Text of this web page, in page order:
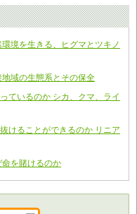
境を生きる、ヒグマとツキノ
域の生態系とその保全
ているのか シカ、クマ、ライ
けることができるのか リニア
を賭けるのか